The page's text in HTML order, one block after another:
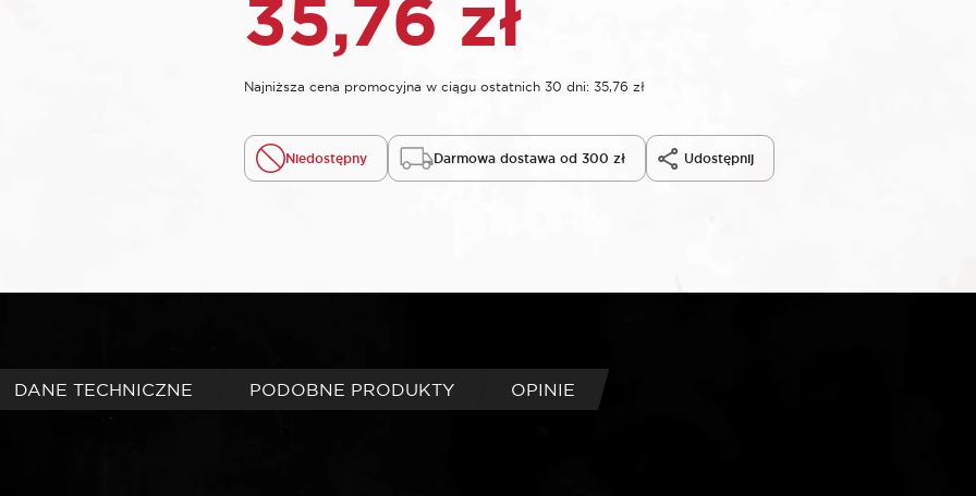
35,76 zł
Najniższa cena promocyjna w ciągu ostatnich 30 dni: 35,76 zł
Niedostępny Darmowa dostawa od 300 zł Udostępnij
DANE TECHNICZNE PODOBNE PRODUKTY OPINIE